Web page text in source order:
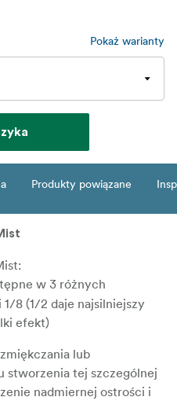
Pokaż warianty
Produkty powiązane
w 3 różnych
8 (1/2 daje najsilniejszy
efekt)
lub
stworzenia tej szczególnej
nadmiernej ostrości i